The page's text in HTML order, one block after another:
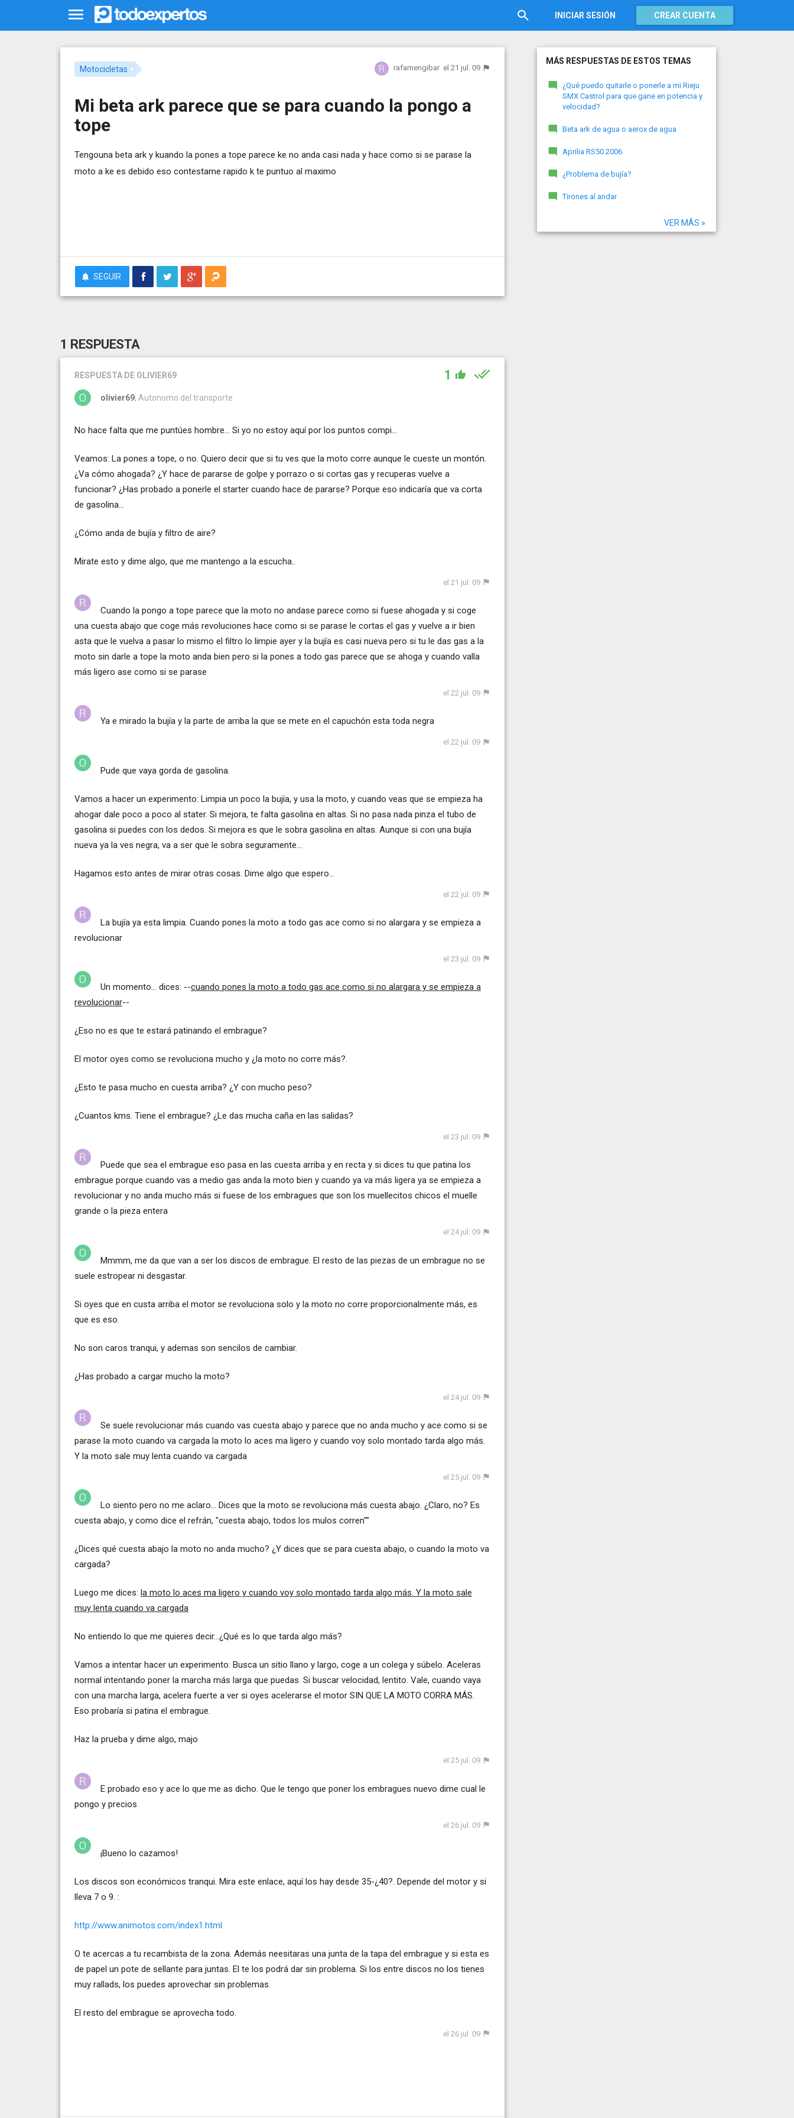
INICIAR SESIÓN CREAR CUENTA
Motocicletas rafamengibar el 21 jul. 09
Mi beta ark parece que se para cuando la pongo a
tope
Tengouna beta ark y kuando la pones a tope parece ke no anda casi nada y hace como si se parase la
moto a ke es debido eso contestame rapido k te puntuo al maximo
SEGUIR
1 RESPUESTA
RESPUESTA DE OLIVIER69 1
olivier69, Autonomo del transporte
No hace falta que me puntúes hombre... Si yo no estoy aquí por los puntos compi...
Veamos: La pones a tope, o no. Quiero decir que si tu ves que la moto corre aunque le cueste un montón.
¿Va cómo ahogada? ¿Y hace de pararse de golpe y porrazo o si cortas gas y recuperas vuelve a
funcionar? ¿Has probado a ponerle el starter cuando hace de pararse? Porque eso indicaría que va corta
de gasolina...
¿Cómo anda de bujía y filtro de aire?
Mirate esto y dime algo, que me mantengo a la escucha..
el 21 jul. 09
Cuando la pongo a tope parece que la moto no andase parece como si fuese ahogada y si coge
una cuesta abajo que coge más revoluciones hace como si se parase le cortas el gas y vuelve a ir bien
asta que le vuelva a pasar lo mismo el filtro lo limpie ayer y la bujía es casi nueva pero si tu le das gas a la
moto sin darle a tope la moto anda bien pero si la pones a todo gas parece que se ahoga y cuando valla
más ligero ase como si se parase
el 22 jul. 09
Ya e mirado la bujía y la parte de arriba la que se mete en el capuchón esta toda negra
el 22 jul. 09
Pude que vaya gorda de gasolina.
Vamos a hacer un experimento: Limpia un poco la bujía, y usa la moto, y cuando veas que se empieza ha
ahogar dale poco a poco al stater. Si mejora, te falta gasolina en altas. Si no pasa nada pinza el tubo de
gasolina si puedes con los dedos. Si mejora es que le sobra gasolina en altas. Aunque si con una bujía
nueva ya la ves negra, va a ser que le sobra seguramente...
Hagamos esto antes de mirar otras cosas. Dime algo que espero...
el 22 jul. 09
La bujía ya esta limpia. Cuando pones la moto a todo gas ace como si no alargara y se empieza a
revolucionar
el 23 jul. 09
Un momento... dices: --cuando pones la moto a todo gas ace como si no alargara y se empieza a
revolucionar--
¿Eso no es que te estará patinando el embrague?
El motor oyes como se revoluciona mucho y ¿la moto no corre más?.
¿Esto te pasa mucho en cuesta arriba? ¿Y con mucho peso?
¿Cuantos kms. Tiene el embrague? ¿Le das mucha caña en las salidas?
el 23 jul. 09
Puede que sea el embrague eso pasa en las cuesta arriba y en recta y si dices tu que patina los
embrague porque cuando vas a medio gas anda la moto bien y cuando ya va más ligera ya se empieza a
revolucionar y no anda mucho más si fuese de los embragues que son los muellecitos chicos el muelle
grande o la pieza entera
el 24 jul. 09
Mmmm, me da que van a ser los discos de embrague. El resto de las piezas de un embrague no se
suele estropear ni desgastar.
Si oyes que en custa arriba el motor se revoluciona solo y la moto no corre proporcionalmente más, es
que es eso.
No son caros tranqui, y ademas son sencilos de cambiar.
¿Has probado a cargar mucho la moto?
el 24 jul. 09
Se suele revolucionar más cuando vas cuesta abajo y parece que no anda mucho y ace como si se
parase la moto cuando va cargada la moto lo aces ma ligero y cuando voy solo montado tarda algo más.
Y la moto sale muy lenta cuando va cargada
el 25 jul. 09
Lo siento pero no me aclaro... Dices que la moto se revoluciona más cuesta abajo. ¿Claro, no? Es
cuesta abajo, y como dice el refrán, "cuesta abajo, todos los mulos corren""
¿Dices qué cuesta abajo la moto no anda mucho? ¿Y dices que se para cuesta abajo, o cuando la moto va
cargada?
Luego me dices: la moto lo aces ma ligero y cuando voy solo montado tarda algo más. Y la moto sale
muy lenta cuando va cargada
No entiendo lo que me quieres decir...¿Qué es lo que tarda algo más?
Vamos a intentar hacer un experimento: Busca un sitio llano y largo, coge a un colega y súbelo. Aceleras
normal intentando poner la marcha más larga que puedas. Si buscar velocidad, lentito. Vale, cuando vaya
con una marcha larga, acelera fuerte a ver si oyes acelerarse el motor SIN QUE LA MOTO CORRA MÁS.
Eso probaría si patina el embrague.
Haz la prueba y dime algo, majo
el 25 jul. 09
E probado eso y ace lo que me as dicho. Que le tengo que poner los embragues nuevo dime cual le
pongo y precios
el 26 jul. 09
¡Bueno lo cazamos!
Los discos son económicos tranqui. Mira este enlace, aquí los hay desde 35-¿40?. Depende del motor y si
lleva 7 o 9. :
http://www.animotos.com/index1.html
O te acercas a tu recambista de la zona. Además neesitaras una junta de la tapa del embrague y si esta es
de papel un pote de sellante para juntas. El te los podrá dar sin problema. Si los entre discos no los tienes
muy rallads, los puedes aprovechar sin problemas.
El resto del embrague se aprovecha todo.
el 26 jul. 09
MÁS RESPUESTAS DE ESTOS TEMAS
¿Qué puedo quitarle o ponerle a mi Rieju
SMX Castrol para que gane en potencia y
velocidad?
Beta ark de agua o aerox de agua
Aprilia RS50 2006
¿Problema de bujía?
Tirones al andar
VER MÁS »